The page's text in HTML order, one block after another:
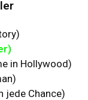
in Hollywood)
jede Chance)